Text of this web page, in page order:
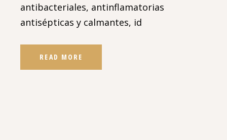
antibacteriales, antinflamatorias
antisépticas y calmantes, id
READ MORE